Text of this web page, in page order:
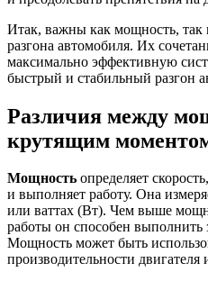
Итак, важны как мощность,
разгона автомобиля. Их
максимально эффективную
быстрый и стабильный разгон
Различия между
крутящим
Мощность определяет
и выполняет работу. Она
или ваттах (Вт). Чем выше
работы он способен выполнить
Мощность может быть
производительности двигателя